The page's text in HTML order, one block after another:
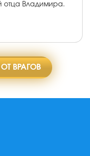
отца Владимира.
ВРАГОВ